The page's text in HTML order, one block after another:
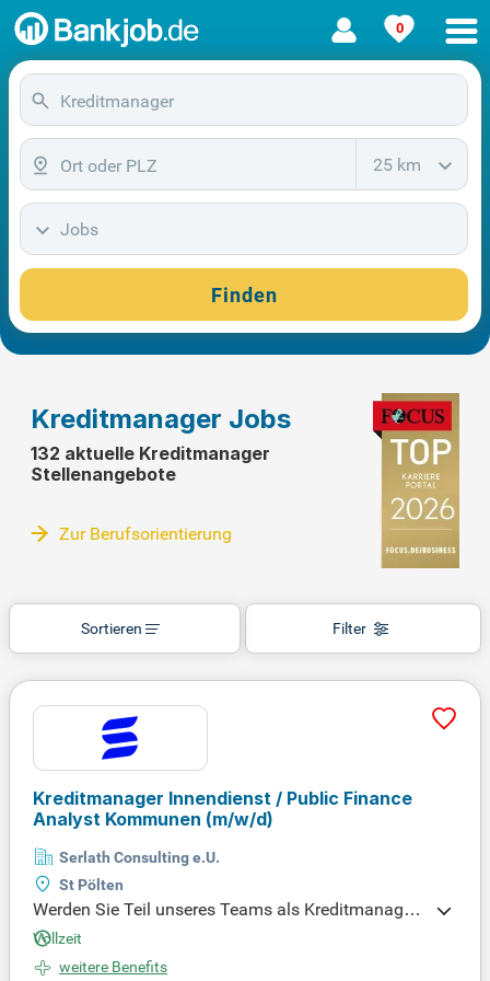
0
25 km
Jobs
Finden
Kreditmanager Jobs
132 aktuelle Kreditmanager
Stellenangebote
Zur Berufsorientierung
Filter
Sortieren
Kreditmanager Innendienst / Public Finance
Analyst Kommunen (m/w/d)
Serlath Consulting e.U.
St Pölten
Werden Sie Teil unseres Teams als Kreditmanager
Innendienst/Public Finance Analyst für Kommune
n (m/w/d)! Analysieren Sie Kredit- und Finanzierun
Vollzeit
weitere Benefits